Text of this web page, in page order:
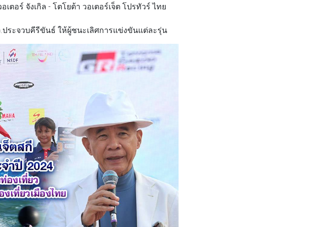
ตอร์ จังเกิล - โตโยต้า วอเตอร์เจ็ต โปรทัวร์ ไทย
ระจวบคีรีขันธ์ ให้ผู้ชนะเลิศการแข่งขันแต่ละรุ่น